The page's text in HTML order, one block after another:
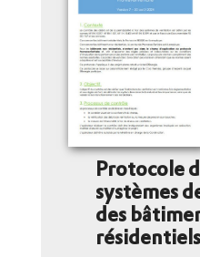
Protocole
systèmes
des
résidentiels